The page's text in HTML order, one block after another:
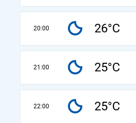
20:00 26°C
21:00 25°C
22:00 25°C